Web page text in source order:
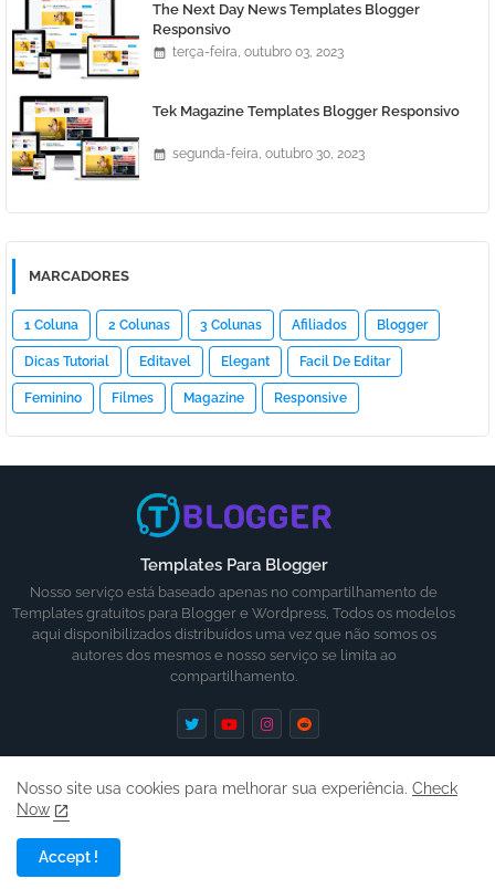
The Next Day News Templates Blogger
Responsivo
terça-feira, outubro 03, 2023
Tek Magazine Templates Blogger Responsivo
segunda-feira, outubro 30, 2023
MARCADORES
1 Coluna 2 Colunas 3 Colunas Afiliados Blogger
Dicas Tutorial Editavel Elegant Facil De Editar
Feminino Filmes Magazine Responsive
Templates Para Blogger
Nosso serviço está baseado apenas no compartilhamento de
Templates gratuitos para Blogger e Wordpress, Todos os modelos
aqui disponibilizados distribuídos uma vez que não somos os
autores dos mesmos e nosso serviço se limita ao
compartilhamento.
Nosso site usa cookies para melhorar sua experiência. Check
Now
Accept !